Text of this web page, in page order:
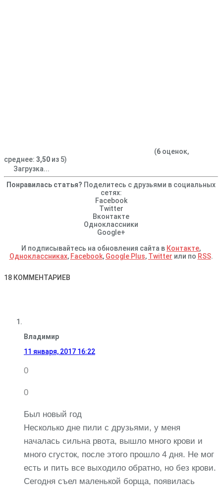
(6 оценок,
среднее: 3,50 из 5)
Загрузка...
Понравилась статья? Поделитесь с друзьями в социальных
сетях:
Facebook
Twitter
Вконтакте
Одноклассники
Google+
И подписывайтесь на обновления сайта в Контакте,
Одноклассниках, Facebook, Google Plus, Twitter или по RSS.
18 КОММЕНТАРИЕВ
Владимир
11 января, 2017 16:22
0
0
Был новый год
Несколько дне пили с друзьями, у меня
началась сильна рвота, вышло много крови и
много сгусток, после этого прошло 4 дня. Не мог
есть и пить все выходило обратно, но без крови.
Сегодня съел маленькой борща, появилась